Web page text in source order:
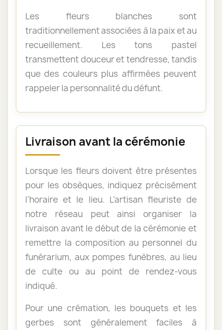
Les fleurs blanches sont
traditionnellement associées à la paix et au
recueillement. Les tons pastel
transmettent douceur et tendresse, tandis
que des couleurs plus affirmées peuvent
rappeler la personnalité du défunt.
Livraison avant la cérémonie
Lorsque les fleurs doivent être présentes
pour les obsèques, indiquez précisément
l’horaire et le lieu. L’artisan fleuriste de
notre réseau peut ainsi organiser la
livraison avant le début de la cérémonie et
remettre la composition au personnel du
funérarium, aux pompes funèbres, au lieu
de culte ou au point de rendez-vous
indiqué.
Pour une crémation, les bouquets et les
gerbes sont généralement faciles à